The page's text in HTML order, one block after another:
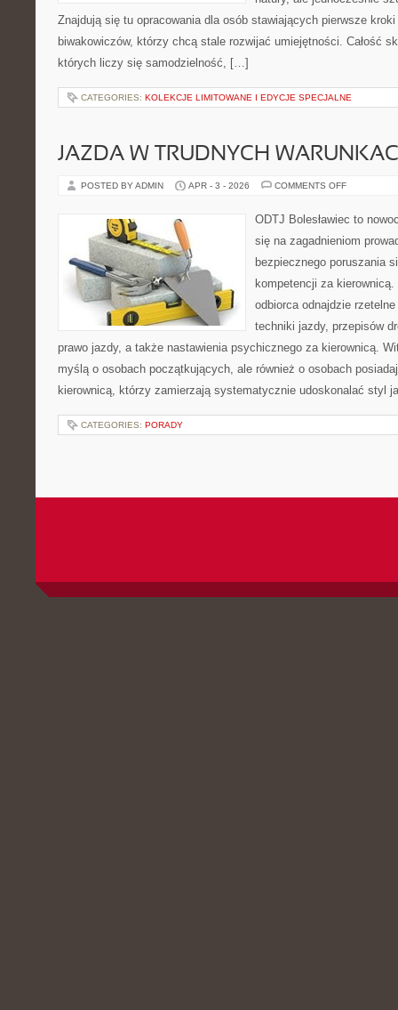
Znajdują się tu opracowania dla osób stawiających pierwsze
biwakowiczów, którzy chcą stale rozwijać umiejętności. Całość
których liczy się samodzielność, […]
CATEGORIES: KOLEKCJE LIMITOWANE I EDYCJE SPECJALNE
JAZDA W TRUDNYCH
POSTED BY ADMIN APR - 3 - 2026 COMMENTS OFFON
TRUDNYCH
ODTJ Bolesławiec to
się na zagadnieniom
bezpiecznego poruszania
kompetencji za
odbiorca odnajdzie
techniki jazdy, przepisów
prawo jazdy, a także nastawienia psychicznego za kierownicą.
myślą o osobach początkujących, ale również o osobach
kierownicą, którzy zamierzają systematycznie udoskonalać styl
CATEGORIES: PORADY